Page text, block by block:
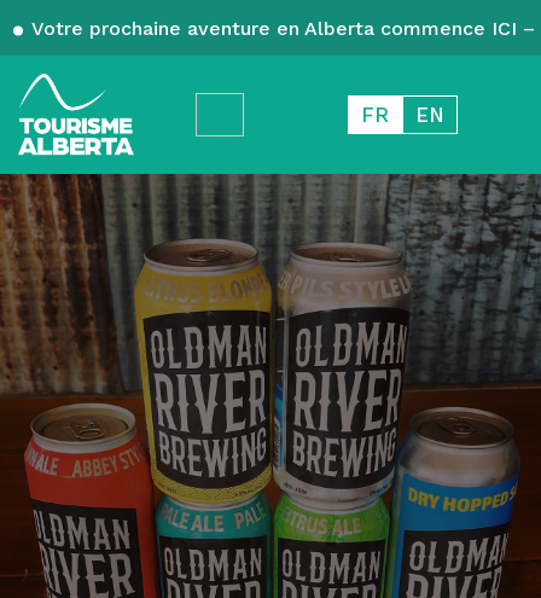
Votre prochaine aventure en Alberta commence ICI
FR EN